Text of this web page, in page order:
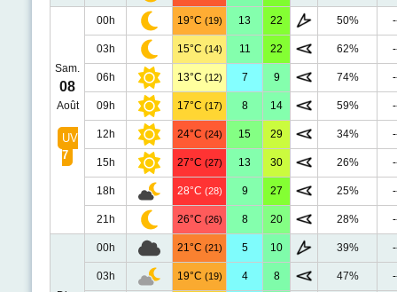
Sam.
08
Août
UV
7
00h 19°C (19) 13 22 50%
03h 15°C (14) 11 22 62%
06h 13°C (12) 7 9 74%
09h 17°C (17) 8 14 59%
12h 24°C (24) 15 29 34%
15h 27°C (27) 13 30 26%
18h 28°C (28) 9 27 25%
21h 26°C (26) 8 20 28%
00h 21°C (21) 5 10 39%
03h 19°C (19) 4 8 47%